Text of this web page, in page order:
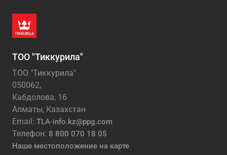
ТОО "Тиккурила"
ТОО "Тиккурила"
050062,
Кабдолова, 16
Алматы, Казахстан
Email: TLA-info.kz@ppg.com
Телефон: 8 800 070 18 05
Наше местоположение на карте